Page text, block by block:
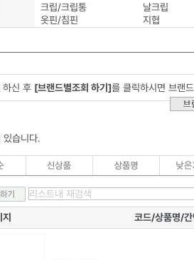
크립/크립통
날크립
옷핀/침핀
지협
하신 후 [브랜드별조회 하기]를 클릭하시면 브랜
있습니다.
코드/상품명/간